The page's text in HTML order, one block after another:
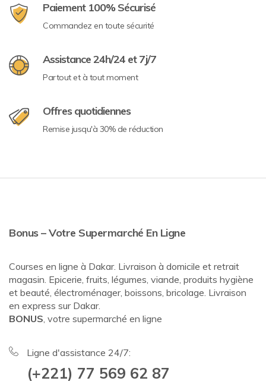
Paiement 100% Sécurisé
Commandez en toute sécurité
Assistance 24h/24 et 7j/7
Partout et à tout moment
Offres quotidiennes
Remise jusqu'à 30% de réduction
Bonus – Votre Supermarché En Ligne
Courses en ligne à Dakar. Livraison à domicile et retrait
magasin. Epicerie, fruits, légumes, viande, produits hygiène
et beauté, électroménager, boissons, bricolage. Livraison
en express sur Dakar.
BONUS, votre supermarché en ligne
Ligne d'assistance 24/7:
(+221) 77 569 62 87